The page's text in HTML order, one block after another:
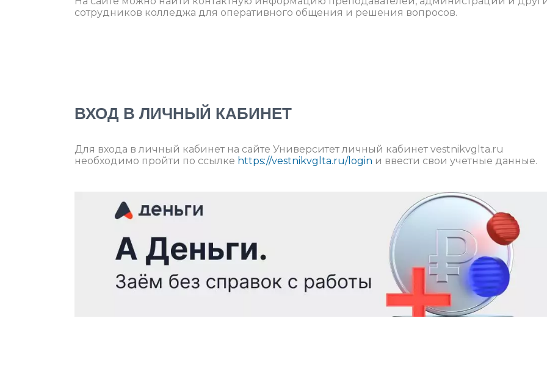
сотрудников колледжа для оперативного общения и решения вопросов.
ВХОД В ЛИЧНЫЙ КАБИНЕТ
Для входа в личный кабинет на сайте Университет личный кабинет vestnikvglta.ru
необходимо пройти по ссылке https://vestnikvglta.ru/login и ввести свои учетные данные.